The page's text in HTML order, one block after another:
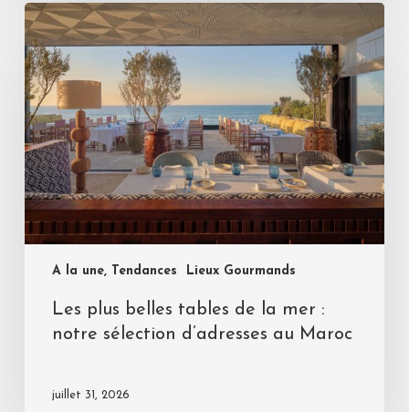
A la une, Tendances Lieux Gourmands
Les plus belles tables de la mer :
notre sélection d’adresses au Maroc
juillet 31, 2026